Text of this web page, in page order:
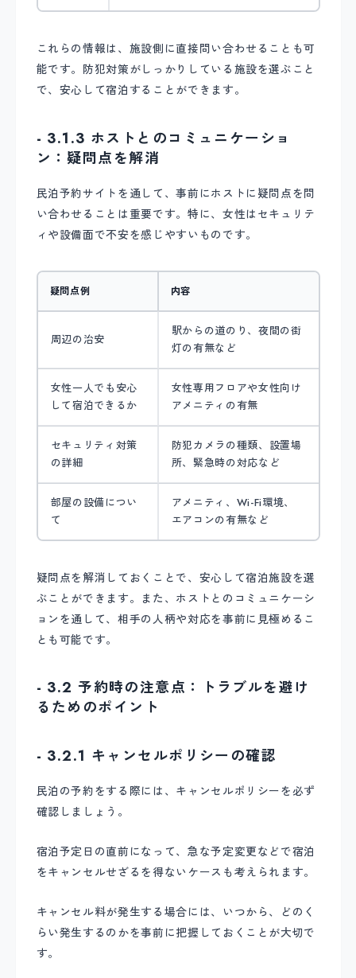
これらの情報は、施設側に直接問い合わせることも可
能です。防犯対策がしっかりしている施設を選ぶこと
で、安心して宿泊することができます。
- 3.1.3 ホストとのコミュニケーショ
ン：疑問点を解消
民泊予約サイトを通して、事前にホストに疑問点を問
い合わせることは重要です。特に、女性はセキュリテ
ィや設備面で不安を感じやすいものです。
疑問点例 内容
周辺の治安
駅からの道のり、夜間の街
灯の有無など
女性一人でも安心
して宿泊できるか
女性専用フロアや女性向け
アメニティの有無
セキュリティ対策
の詳細
防犯カメラの種類、設置場
所、緊急時の対応など
部屋の設備につい
て
アメニティ、Wi-Fi環境、
エアコンの有無など
疑問点を解消しておくことで、安心して宿泊施設を選
ぶことができます。また、ホストとのコミュニケーシ
ョンを通して、相手の人柄や対応を事前に見極めるこ
とも可能です。
- 3.2 予約時の注意点：トラブルを避け
るためのポイント
- 3.2.1 キャンセルポリシーの確認
民泊の予約をする際には、キャンセルポリシーを必ず
確認しましょう。
宿泊予定日の直前になって、急な予定変更などで宿泊
をキャンセルせざるを得ないケースも考えられます。
キャンセル料が発生する場合には、いつから、どのく
らい発生するのかを事前に把握しておくことが大切で
す。